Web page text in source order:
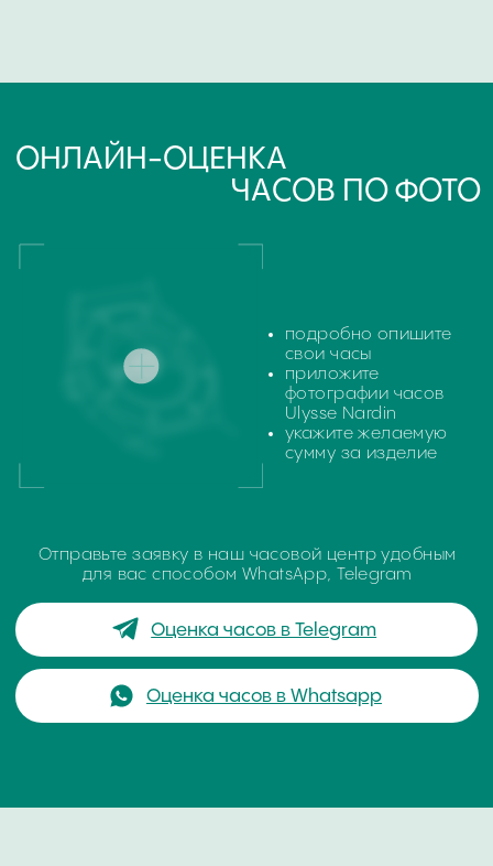
Сервис /
ремонт
Ежедневно с 12 до 20
chronomat.info@mail.ru
Покупка /
продажа
часовой центр
+ 7-999-67-77-011